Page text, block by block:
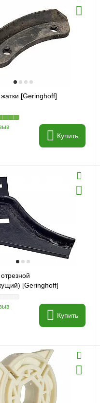
[Geringhoff]
Купить
[Geringhoff]
Купить